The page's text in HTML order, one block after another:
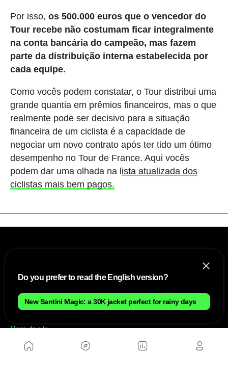
Por isso, os 500.000 euros que o vencedor do
Tour recebe não costumam ficar integralmente
na conta bancária do campeão, mas fazem
parte da distribuição interna estabelecida por
cada equipe.
Como vocês podem constatar, o Tour distribui uma
grande quantia em prêmios financeiros, mas o que
realmente pode ser decisivo para a situação
financeira de um ciclista é a capacidade de
negociar um novo contrato após ter tido um ótimo
desempenho no Tour de France. Aqui vocês
podem dar uma olhada na l ista atualizada dos
ciclistas mais bem pagos.
NÓS
Mapa do site
Política de cookies Brasileiro
Anúnciate con nosotros brasileiro
Do you prefer to read the English version?
New Santini Magic: a 30K jacket perfect for rainy days